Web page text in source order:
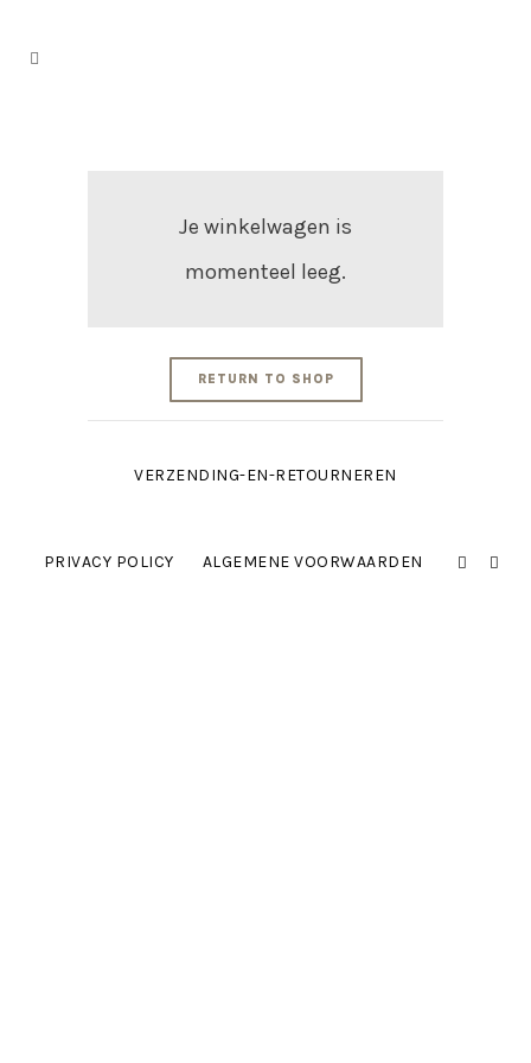
Je winkelwagen is
momenteel leeg.
RETURN TO SHOP
VERZENDING-EN-RETOURNEREN
PRIVACY POLICY ALGEMENE VOORWAARDEN